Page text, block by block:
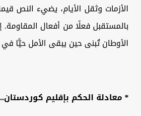
الأزمات وثقل الأيام، يضيء النص
بالمستقبل فعلًا من أفعال
الأوطان تُبنى حين يبقى الأمل حيًّا
*معادلة الحكم بإقليم